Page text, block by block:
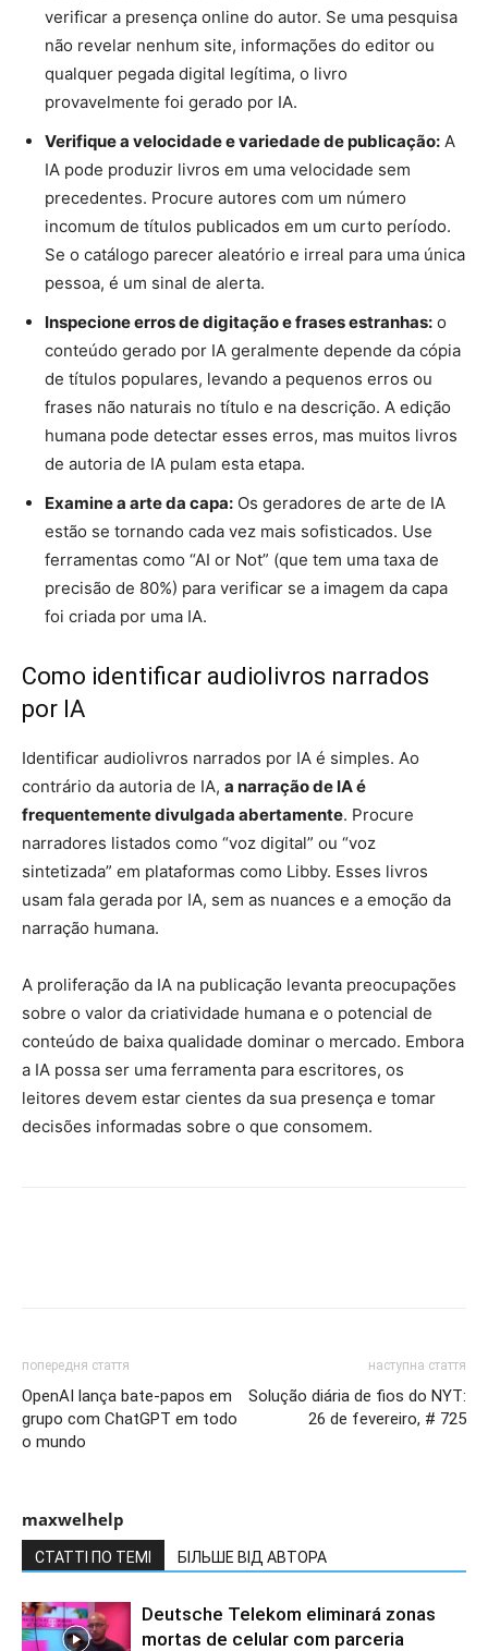
verificar a presença online do autor. Se uma pesquisa
não revelar nenhum site, informações do editor ou
qualquer pegada digital legítima, o livro
provavelmente foi gerado por IA.
Verifique a velocidade e variedade de publicação: A
IA pode produzir livros em uma velocidade sem
precedentes. Procure autores com um número
incomum de títulos publicados em um curto período.
Se o catálogo parecer aleatório e irreal para uma única
pessoa, é um sinal de alerta.
Inspecione erros de digitação e frases estranhas: o
conteúdo gerado por IA geralmente depende da cópia
de títulos populares, levando a pequenos erros ou
frases não naturais no título e na descrição. A edição
humana pode detectar esses erros, mas muitos livros
de autoria de IA pulam esta etapa.
Examine a arte da capa: Os geradores de arte de IA
estão se tornando cada vez mais sofisticados. Use
ferramentas como “AI or Not” (que tem uma taxa de
precisão de 80%) para verificar se a imagem da capa
foi criada por uma IA.
Como identificar audiolivros narrados
por IA
Identificar audiolivros narrados por IA é simples. Ao
contrário da autoria de IA, a narração de IA é
frequentemente divulgada abertamente. Procure
narradores listados como “voz digital” ou “voz
sintetizada” em plataformas como Libby. Esses livros
usam fala gerada por IA, sem as nuances e a emoção da
narração humana.
A proliferação da IA ​​na publicação levanta preocupações
sobre o valor da criatividade humana e o potencial de
conteúdo de baixa qualidade dominar o mercado. Embora
a IA possa ser uma ferramenta para escritores, os
leitores devem estar cientes da sua presença e tomar
decisões informadas sobre o que consomem.
попередня стаття
OpenAI lança bate-papos em
grupo com ChatGPT em todo
o mundo
наступна стаття
Solução diária de fios do NYT:
26 de fevereiro, # 725
maxwelhelp
СТАТТІ ПО ТЕМІ БІЛЬШЕ ВІД АВТОРА
Deutsche Telekom eliminará zonas
mortas de celular com parceria